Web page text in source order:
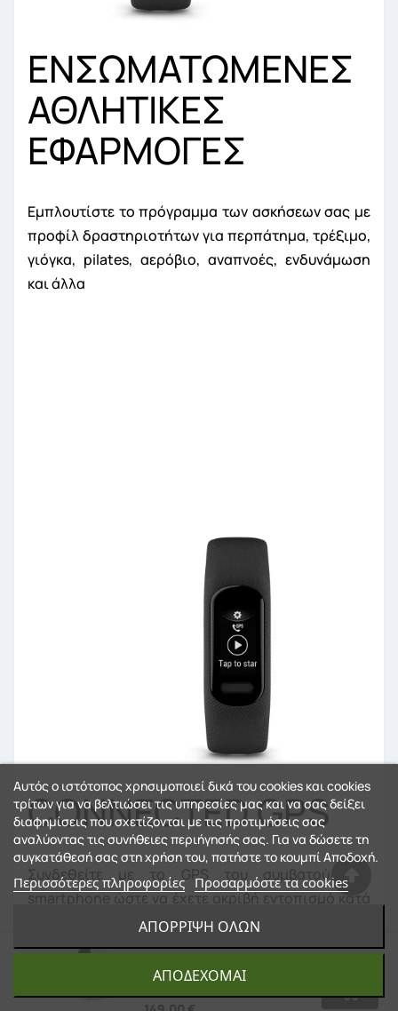
ΕΝΣΩΜΑΤΩΜΕΝΕΣ
ΑΘΛΗΤΙΚΕΣ
ΕΦΑΡΜΟΓΕΣ
Εμπλουτίστε το πρόγραμμα των ασκήσεων σας με
προφίλ δραστηριοτήτων για περπάτημα, τρέξιμο,
γιόγκα, pilates, αερόβιο, αναπνοές, ενδυνάμωση
και άλλα
CONNECTED GPS
Συνδεθείτε με το GPS του συμβατού σας
smartphone ώστε να έχετε ακριβή εντοπισμό κατά
τη διάρκεια των περιπάτων, του τρεξίματος και
της ποδηλασίας σε εξωτερικό χώρο.
ΔΌΣΕΙΣ
Αυτός ο ιστότοπος χρησιμοποιεί δικά του cookies και cookies
τρίτων για να βελτιώσει τις υπηρεσίες μας και να σας δείξει
διαφημίσεις που σχετίζονται με τις προτιμήσεις σας
αναλύοντας τις συνήθειες περιήγησής σας. Για να δώσετε τη
συγκατάθεσή σας στη χρήση του, πατήστε το κουμπί Αποδοχή.
Περισσότερες πληροφορίες Προσαρμόστε τα cookies
ΑΠΌΡΡΙΨΗ ΌΛΩΝ
ΑΠΟΔΈΧΟΜΑΙ